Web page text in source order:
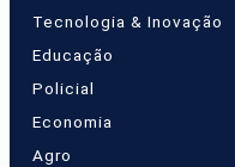
Tecnologia & Inovação
Educação
Policial
Economia
Agro